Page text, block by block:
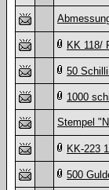
KK 118/
50
1000
Stempel
KK-223
500